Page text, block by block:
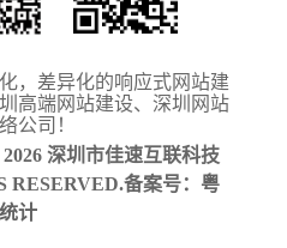
，差异化的响应式网站建
高端网站建设、 深圳网站
公司 ！
深圳市佳速互联科技
备案号： 粤
计